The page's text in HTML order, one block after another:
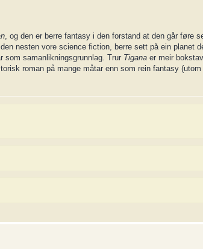
, og den er berre fantasy i den forstand at den går føre
nesten vore science fiction, berre sett på ein planet
samanlikningsgrunnlag. Trur Tigana er meir
roman på mange måtar enn som rein fantasy